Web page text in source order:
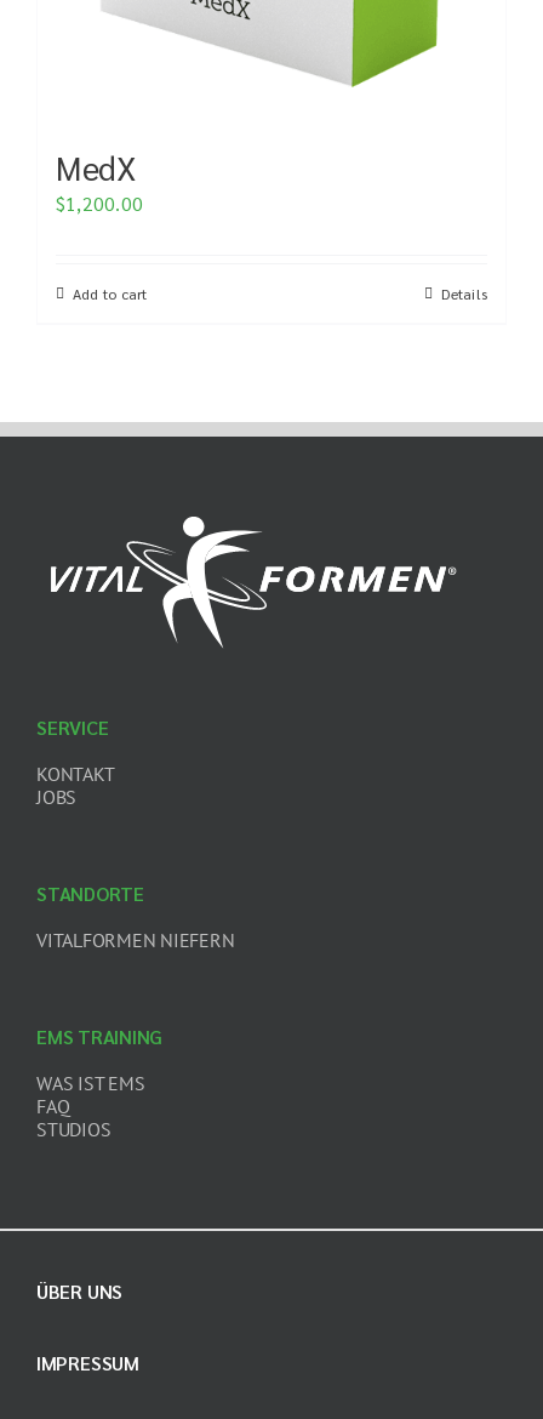
MedX
$1,200.00
Add to cart Details
EMS TRAINING
WAS IST EMS
FAQ
STUDIOS
SERVICE
KONTAKT
JOBS
STANDORTE
VITALFORMEN NIEFERN
ÜBER UNS
IMPRESSUM